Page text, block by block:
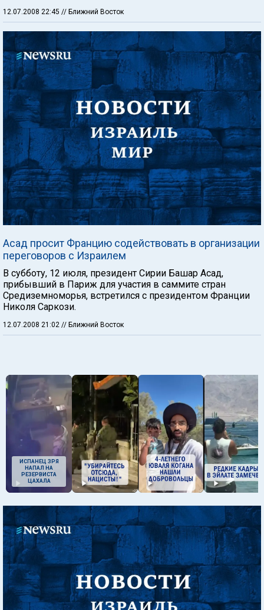
12.07.2008 22:45 // Ближний Восток
Асад просит Францию содействовать в организации
переговоров с Израилем
В субботу, 12 июля, президент Сирии Башар Асад,
прибывший в Париж для участия в саммите стран
Средиземноморья, встретился с президентом Франции
Николя Саркози.
12.07.2008 21:02 // Ближний Восток
ИСПАНЕЦ ЗРЯ
НАПАЛ НА
РЕЗЕРВИСТА
ЦАХАЛА